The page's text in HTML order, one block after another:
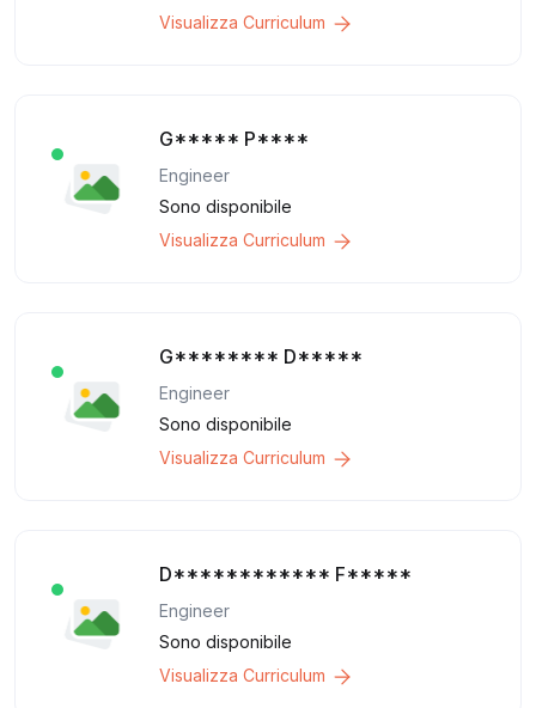
Visualizza Curriculum
G***** P****
Engineer
Sono disponibile
Visualizza Curriculum
G******** D*****
Engineer
Sono disponibile
Visualizza Curriculum
D************ F*****
Engineer
Sono disponibile
Visualizza Curriculum